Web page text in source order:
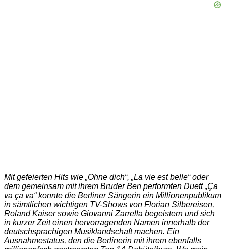
Mit gefeierten Hits wie „Ohne dich“, „La vie est belle“ oder
dem gemeinsam mit ihrem Bruder Ben performten Duett „Ça
va ça va“ konnte die Berliner Sängerin ein Millionenpublikum
in sämtlichen wichtigen TV-Shows von Florian Silbereisen,
Roland Kaiser sowie Giovanni Zarrella begeistern und sich
in kurzer Zeit einen hervorragenden Namen innerhalb der
deutschsprachigen Musiklandschaft machen. Ein
Ausnahmestatus, den die Berlinerin mit ihrem ebenfalls